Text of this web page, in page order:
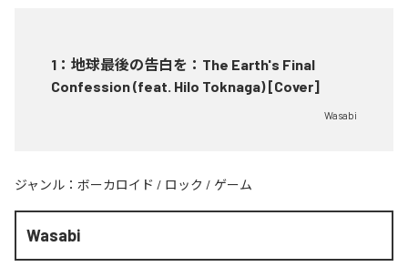
1 ： 地球最後の告白を：The Earth's Final
Confession (feat. Hilo Toknaga) [Cover]
Wasabi
ジャンル： ボーカロイド / ロック / ゲーム
Wasabi